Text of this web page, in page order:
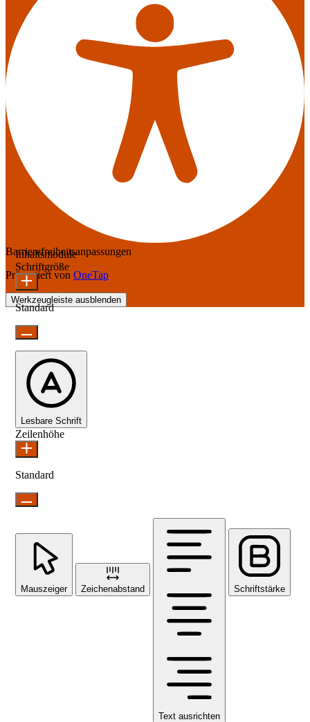
Barrierefreiheitsanpassungen
Präsentiert von OneTap
Werkzeugleiste ausblenden
Inhaltsmodule
Schriftgröße
Standard
Lesbare Schrift
Zeilenhöhe
Standard
Mauszeiger Zeichenabstand
Text ausrichten
Schriftstärke